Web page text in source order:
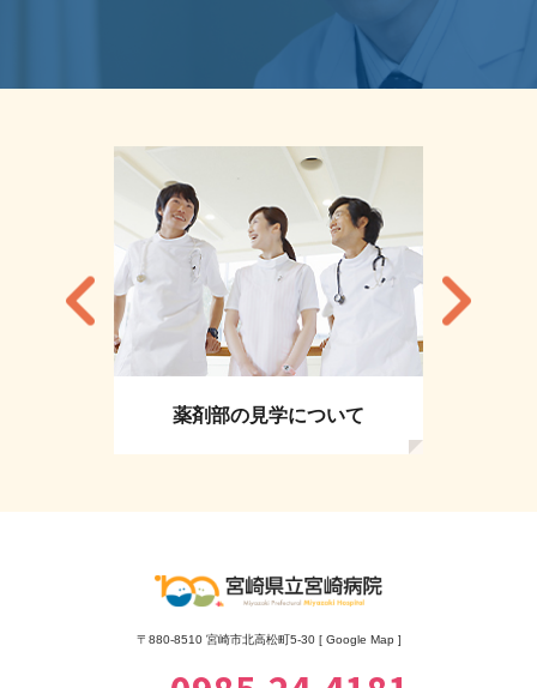
薬剤部の見学について
〒880-8510 宮崎市北高松町5-30 [ Google Map]